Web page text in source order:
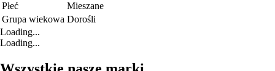
Płeć
Mieszane
Grupa wiekowa Dorośli
Loading...
Loading...